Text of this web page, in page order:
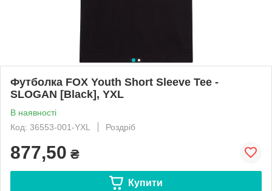
Футболка FOX Youth Short Sleeve Tee -
SLOGAN [Black], YXL
В наявності
Код: 36553-001-YXL
Роздріб
877,50 ₴
Купити